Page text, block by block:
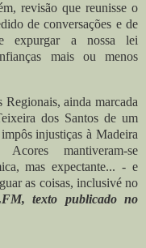
revisão que reunisse o
de conversações e de
expurgar a nossa lei
mais ou menos
ainda marcada
dos Santos de um
injustiças à Madeira
mantiveram-se
mas expectante... - e
as coisas, inclusivé no
texto publicado no